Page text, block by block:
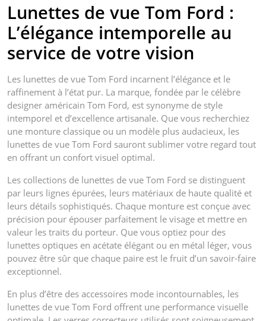
Lunettes de vue Tom Ford :
L’élégance intemporelle au
service de votre vision
Les lunettes de vue Tom Ford incarnent l’élégance et le
raffinement à l’état pur. La marque, fondée par le célèbre
designer américain Tom Ford, est synonyme de style
intemporel et d’excellence artisanale. Que vous recherchiez
une monture classique ou un modèle plus audacieux, les
lunettes de vue Tom Ford sauront sublimer votre regard tout
en offrant un confort visuel optimal.
Les collections de lunettes de vue Tom Ford se distinguent
par leurs lignes épurées, leurs matériaux de haute qualité et
leurs détails sophistiqués. Chaque monture est conçue avec
précision pour épouser parfaitement le visage et mettre en
valeur les traits du porteur. Que vous optiez pour des
lunettes optiques en acétate élégant ou en métal léger, vous
pouvez être sûr que chaque paire est le fruit d’un savoir-faire
exceptionnel.
En plus d’être des accessoires mode incontournables, les
lunettes de vue Tom Ford offrent une performance visuelle